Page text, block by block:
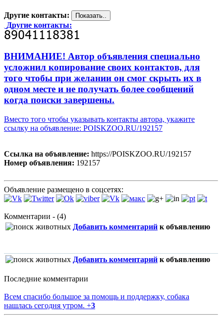
Другие контакты:
Другие контакты:
ВНИМАНИЕ! Автор объявления специально
усложнил копирование своих контактов, для
того чтобы при желании он смог скрыть их в
одном месте и не получать более сообщений
когда поиски завершены.
Вместо того чтобы указывать контакты автора, укажите
ссылку на объявление: POISKZOO.RU/192157
Ссылка на объявление: https://POISKZOO.RU/192157
Номер объявления: 192157
Объявление размещено в соцсетях:
Комментарии - (4)
Добавить комментарий к объявлению
Добавить комментарий к объявлению
Последние комментарии
Всем спасибо большое за помощь и поддержку, собака
нашлась сегодня утром. +3